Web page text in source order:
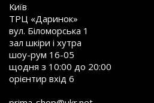
Київ
ТРЦ «Даринок»
вул. Біломорська 1
зал шкіри і хутра
шоу-рум 16-05
щодня з 10:00 до 20:00
орієнтир вхід 6